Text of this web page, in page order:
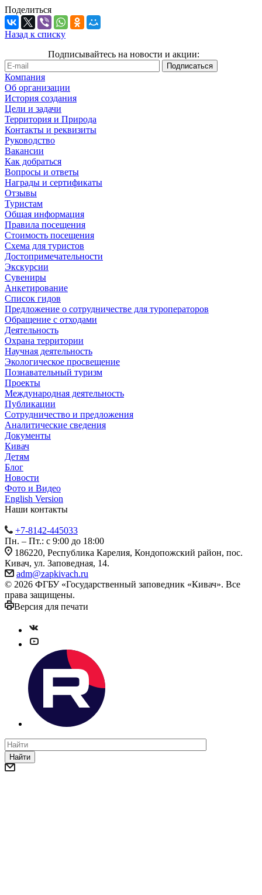
Поделиться
Назад к списку
Подписывайтесь на новости и акции:
Компания
Об организации
История создания
Цели и задачи
Территория и Природа
Контакты и реквизиты
Руководство
Вакансии
Как добраться
Вопросы и ответы
Награды и сертификаты
Отзывы
Туристам
Общая информация
Правила посещения
Стоимость посещения
Схема для туристов
Достопримечательности
Экскурсии
Сувениры
Анкетирование
Список гидов
Предложение о сотрудничестве для туроператоров
Обращение с отходами
Деятельность
Охрана территории
Научная деятельность
Экологическое просвещение
Познавательный туризм
Проекты
Международная деятельность
Публикации
Сотрудничество и предложения
Аналитические сведения
Документы
Кивач
Детям
Блог
Новости
Фото и Видео
English Version
Наши контакты
+7-8142-445033
Пн. – Пт.: с 9:00 до 18:00
186220, Республика Карелия, Кондопожский район, пос.
Кивач, ул. Заповедная, 14.
adm@zapkivach.ru
© 2026 ФГБУ «Государственный заповедник «Кивач». Все
права защищены.
Версия для печати
Найти